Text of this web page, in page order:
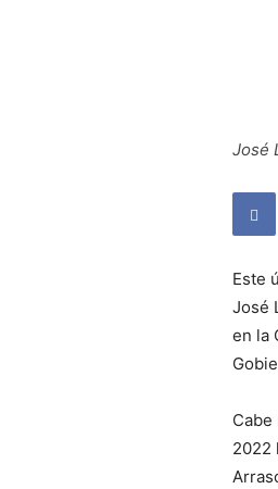
José
Este
José
en la
2022